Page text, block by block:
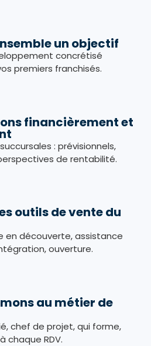
un objectif
concrétisé
premiers franchisés.
financièrement et
: prévisionnels,
de rentabilité.
outils de vente du
en découverte, assistance
ouverture.
au métier de
chef de projet, qui forme,
chaque RDV.